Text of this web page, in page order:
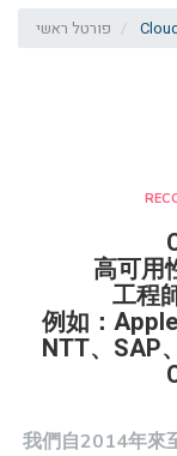
פורטל ראשי
高可用
工程
例如：
NTT、SAP
我們自2014年來